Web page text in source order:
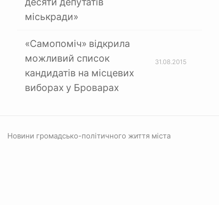
міськради»
«Самопоміч» відкрила
можливий список
кандидатів на місцевих
виборах у Броварах
31.08.2015
Новини громадсько-політичного життя міста